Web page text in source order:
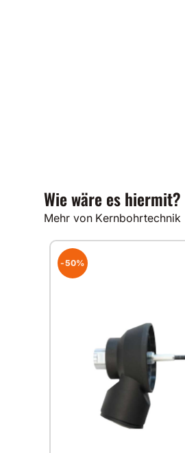
Wie wäre es hiermit?
Mehr von Kernbohrtechnik
-50%